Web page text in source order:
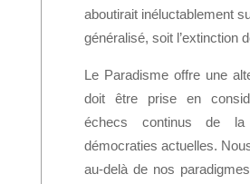
aboutirait inéluctablement
généralisé, soit l’extinction
Le Paradisme offre une
doit être prise en
échecs continus de
démocraties actuelles.
au-delà de nos